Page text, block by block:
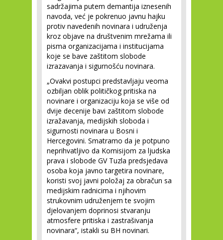
sadržajima putem demantija iznesenih
navoda, već je pokrenuo javnu hajku
protiv navedenih novinara i udruženja
kroz objave na društvenim mrežama ili
pisma organizacijama i institucijama
koje se bave zaštitom slobode
izrazavanja i sigurnošću novinara.
„Ovakvi postupci predstavljaju veoma
ozbiljan oblik političkog pritiska na
novinare i organizaciju koja se više od
dvije decenije bavi zaštitom slobode
izražavanja, medijskih sloboda i
sigurnosti novinara u Bosni i
Hercegovini. Smatramo da je potpuno
neprihvatljivo da Komisijom za ljudska
prava i slobode GV Tuzla predsjedava
osoba koja javno targetira novinare,
koristi svoj javni položaj za obračun sa
medijskim radnicima i njihovim
strukovnim udruženjem te svojim
djelovanjem doprinosi stvaranju
atmosfere pritiska i zastrašivanja
novinara“, istakli su BH novinari.